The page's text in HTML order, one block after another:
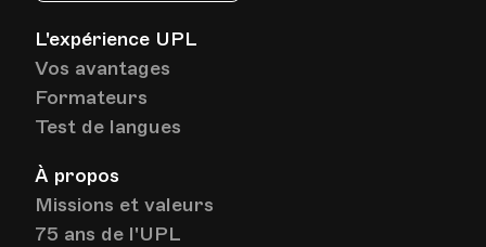
L'expérience UPL
Vos avantages
Formateurs
Test de langues
À propos
Missions et valeurs
75 ans de l'UPL